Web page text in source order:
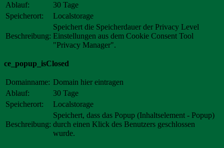
Ablauf:
30 Tage
Speicherort:
Localstorage
Beschreibung:
Speichert die Speicherdauer der Privacy Level
Einstellungen aus dem Cookie Consent Tool
"Privacy Manager".
ce_popup_isClosed
Domainname: Domain hier eintragen
Ablauf:
30 Tage
Speicherort:
Localstorage
Beschreibung:
Speichert, dass das Popup (Inhaltselement - Popup)
durch einen Klick des Benutzers geschlossen
wurde.